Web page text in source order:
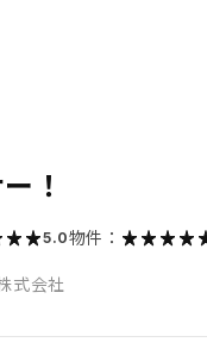
！
5.0物件：
式会社